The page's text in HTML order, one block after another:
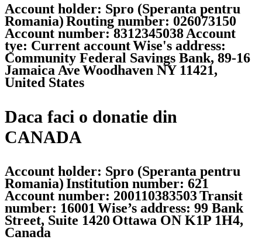
Account holder: Spro (Speranta pentru
Romania)Routing number: 026073150
Account number: 8312345038Account
tye: Current accountWise's address:
Community Federal Savings Bank, 89-16
Jamaica AveWoodhaven NY 11421,
United States
Daca faci o donatie din
CANADA
Account holder: Spro (Speranta pentru
Romania)Institution number: 621
Account number: 200110383503Transit
number: 16001 Wise’s address: 99 Bank
Street, Suite 1420 Ottawa ON K1P 1H4,
Canada